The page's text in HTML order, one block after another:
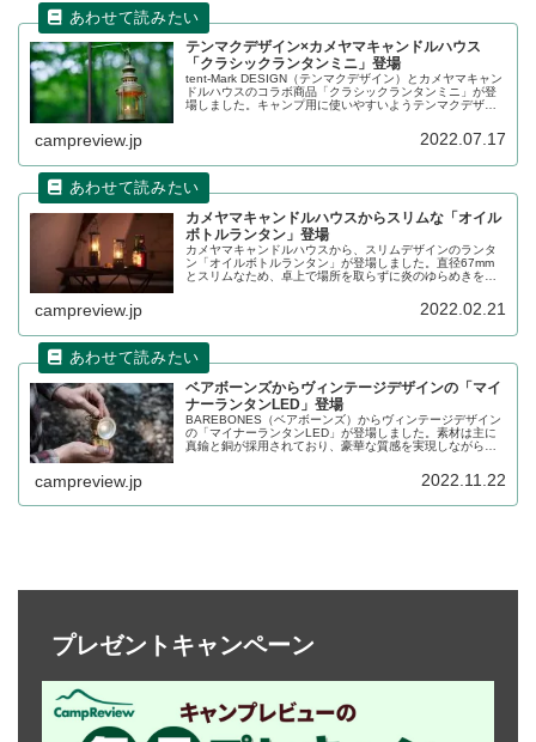
テンマクデザイン×カメヤマキャンドルハウス
「クラシックランタンミニ」登場
tent-Mark DESIGN（テンマクデザイン）とカメヤマキャン
ドルハウスのコラボ商品「クラシックランタンミニ」が登
場しました。キャンプ用に使いやすいようテンマクデザイ
campreview.jp 2022.07.17
カメヤマキャンドルハウスからスリムな「オイル
ボトルランタン」登場
カメヤマキャンドルハウスから、スリムデザインのランタ
ン「オイルボトルランタン」が登場しました。直径67mm
とスリムなため、卓上で場所を取らずに炎のゆらめきを楽
campreview.jp 2022.02.21
ベアボーンズからヴィンテージデザインの「マイ
ナーランタンLED」登場
BAREBONES（ベアボーンズ）からヴィンテージデザイン
の「マイナーランタンLED」が登場しました。素材は主に
真鍮と銅が採用されており、豪華な質感を実現しながら
campreview.jp 2022.11.22
プレゼントキャンペーン